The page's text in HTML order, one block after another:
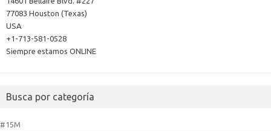
77083 Houston (Texas)
USA
+1-713-581-0528
Siempre estamos ONLINE
Busca por categoría
#15M